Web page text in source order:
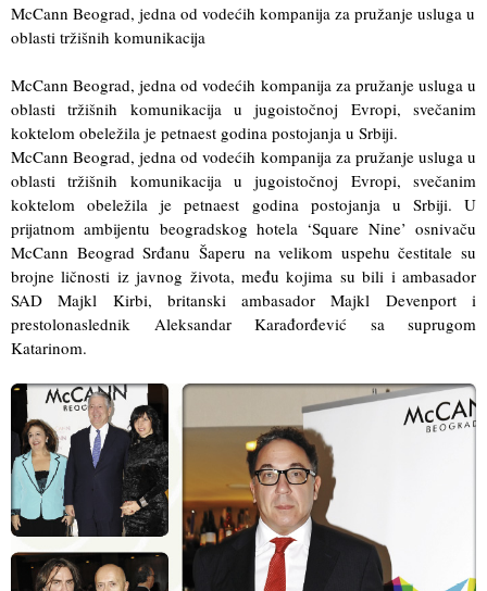
McCann Beograd, jedna od vodećih kompanija za pružanje usluga u
oblasti tržišnih komunikacija
McCann Beograd, jedna od vodećih kompanija za pružanje usluga u
oblasti tržišnih komunikacija u jugoistočnoj Evropi, svečanim
koktelom obeležila je petnaest godina postojanja u Srbiji.
McCann Beograd, jedna od vodećih kompanija za pružanje usluga u
oblasti tržišnih komunikacija u jugoistočnoj Evropi, svečanim
koktelom obeležila je petnaest godina postojanja u Srbiji. U
prijatnom ambijentu beogradskog hotela ‘Square Nine’ osnivaču
McCann Beograd Srđanu Šaperu na velikom uspehu čestitale su
brojne ličnosti iz javnog života, među kojima su bili i ambasador
SAD Majkl Kirbi, britanski ambasador Majkl Devenport i
prestolonaslednik Aleksandar Karađorđević sa suprugom
Katarinom.